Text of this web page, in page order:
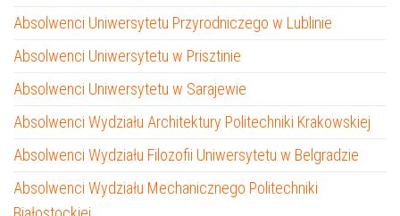
Absolwenci Uniwersytetu Przyrodniczego w Lublinie
Absolwenci Uniwersytetu w Prisztinie
Absolwenci Uniwersytetu w Sarajewie
Absolwenci Wydziału Architektury Politechniki Krakowskiej
Absolwenci Wydziału Filozofii Uniwersytetu w Belgradzie
Absolwenci Wydziału Mechanicznego Politechniki